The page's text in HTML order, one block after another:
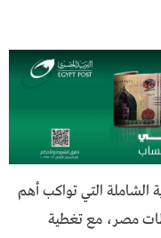
الشاملة التي تواكب أهم
مصر، مع تغطية